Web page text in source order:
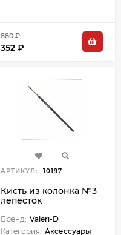
880 ₽
352 ₽
АРТИКУЛ: 10197
Кисть из колонка №3
лепесток
Бренд: Valeri-D
Категория: Аксессуары